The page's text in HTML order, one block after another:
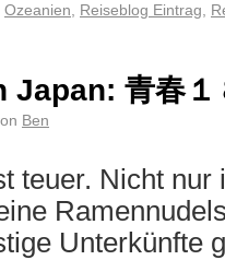
Ozeanien Reiseblog Eintrag
青春１
Ben
teuer. Nicht nur
Unterkünfte